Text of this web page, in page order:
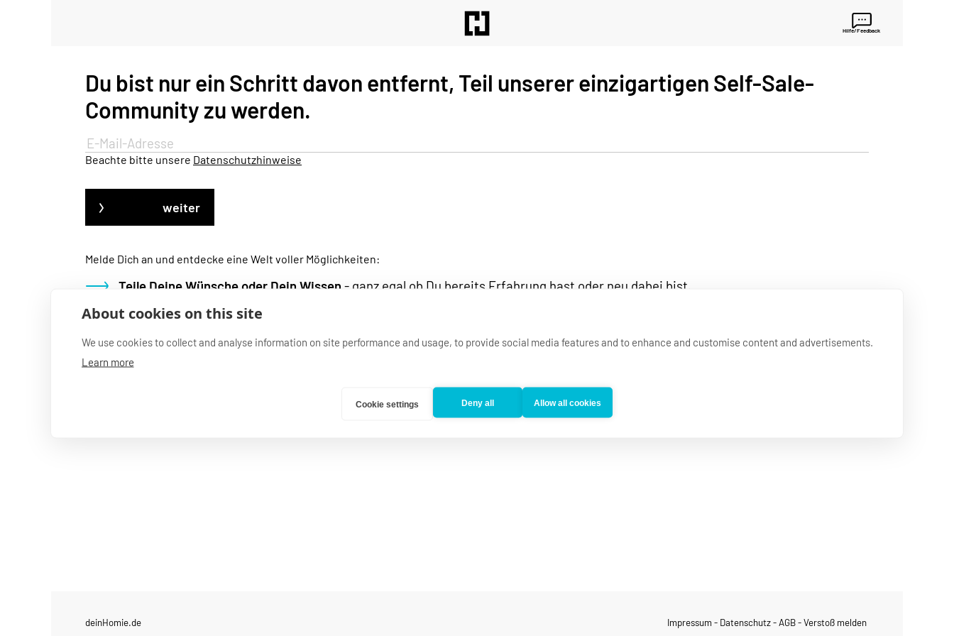
About cookies on this site
We use cookies to collect and analyse information on site performance and usage, to provide social media features and to enhance and customise content and advertisements.
Learn more
Cookie settings Deny all Allow all cookies
Hilfe/Feedback
Du bist nur ein Schritt davon entfernt, Teil unserer einzigartigen Self-Sale-
Community zu werden.
Beachte bitte unsere Datenschutzhinweise
weiter
Melde Dich an und entdecke eine Welt voller Möglichkeiten:
Teile Deine Wünsche oder Dein Wissen - ganz egal ob Du bereits Erfahrung hast oder neu dabei bist.
Dein Beitrag zählt- Deine Bemühungen sind nicht nur wertvoll, sondern werden sehr geschätzt.
Bereit, Deinen Beitrag zu leisten und Teil unserer Community zu werden? Dann schließe Dich uns jetzt an. Wir können es kaum erwarten, Dich willkommen zu
heißen!
deinHomie.de Impressum Datenschutz AGB Verstoß melden